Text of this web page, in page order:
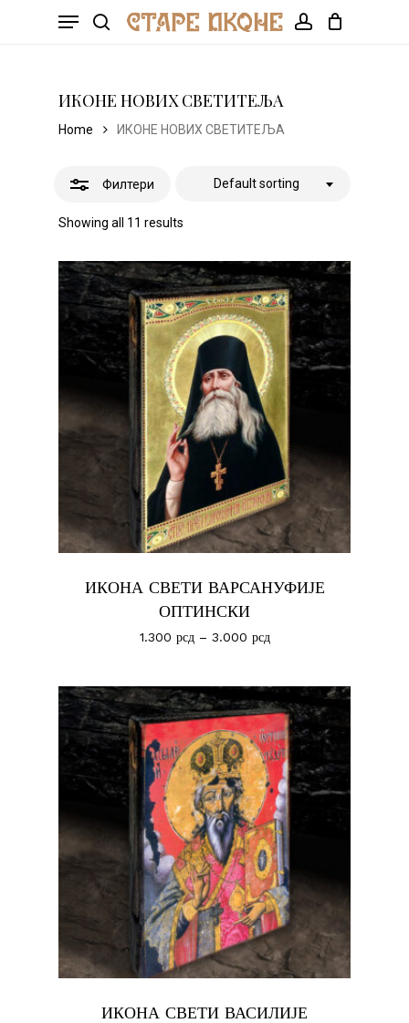
Menu
ИКОНЕ НОВИХ СВЕТИТЕЉА
Home ИКОНЕ НОВИХ СВЕТИТЕЉА
Филтери
Showing all 11 results
Default sorting
ИКОНА СВЕТИ ВАРСАНУФИЈЕ
ОПТИНСКИ
1.300 рсд– 3.000 рсд
ИКОНА СВЕТИ ВАСИЛИЈЕ